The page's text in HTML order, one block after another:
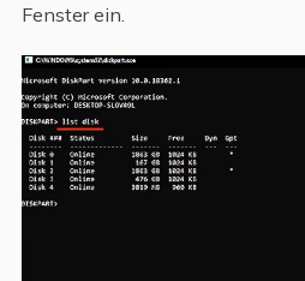
Fenster ein.